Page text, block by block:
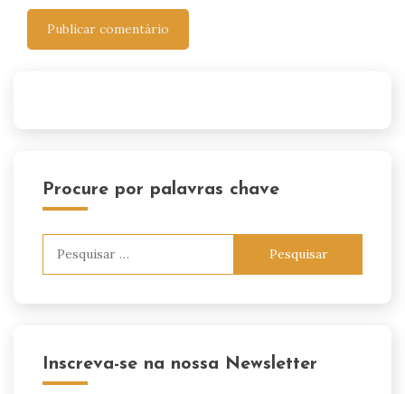
Procure por palavras chave
Inscreva-se na nossa Newsletter